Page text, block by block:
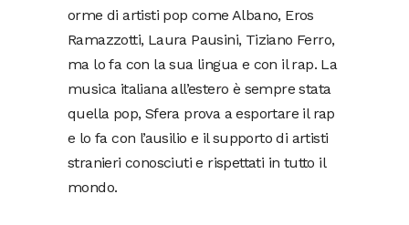
orme di artisti pop come Albano, Eros
Ramazzotti, Laura Pausini, Tiziano Ferro,
ma lo fa con la sua lingua e con il rap. La
musica italiana all’estero è sempre stata
quella pop, Sfera prova a esportare il rap
e lo fa con l’ausilio e il supporto di artisti
stranieri conosciuti e rispettati in tutto il
mondo.